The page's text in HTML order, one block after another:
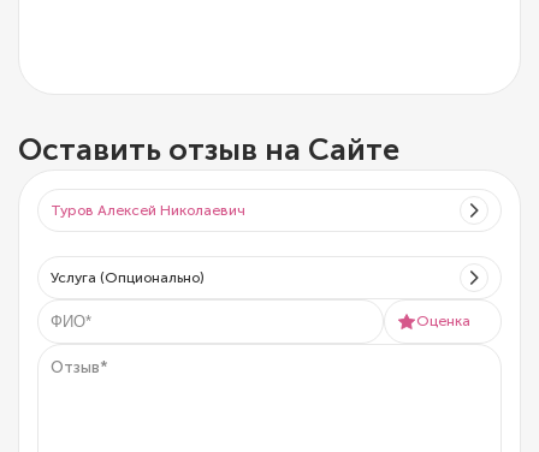
Оставить отзыв на Сайте
Туров Алексей Николаевич
Услуга (Опционально)
Оценка